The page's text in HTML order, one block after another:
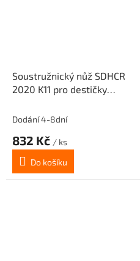
Soustružnický nůž SDHCR
2020 K11 pro destičky
Dodání 4-8dní
832 Kč / ks
Do košíku